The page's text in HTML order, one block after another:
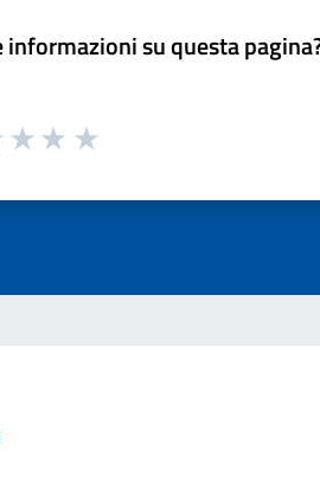
informazioni su questa